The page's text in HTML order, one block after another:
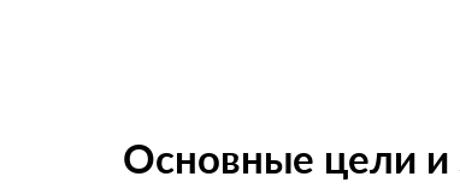
Основные цели и